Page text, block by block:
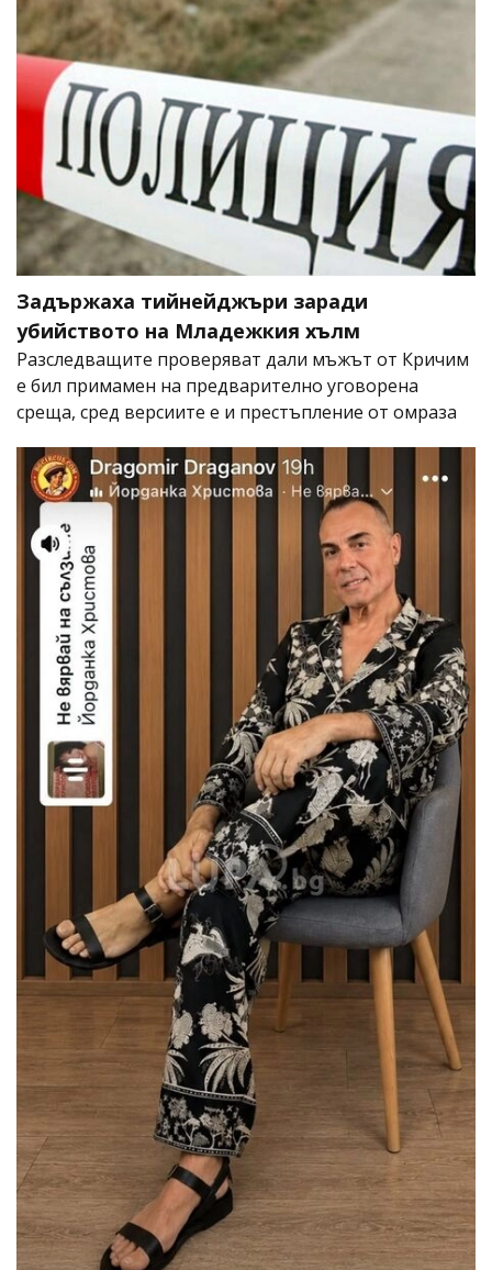
Задържаха тийнейджъри заради
убийството на Младежкия хълм
Разследващите проверяват дали мъжът от Кричим
е бил примамен на предварително уговорена
среща, сред версиите е и престъпление от омраза